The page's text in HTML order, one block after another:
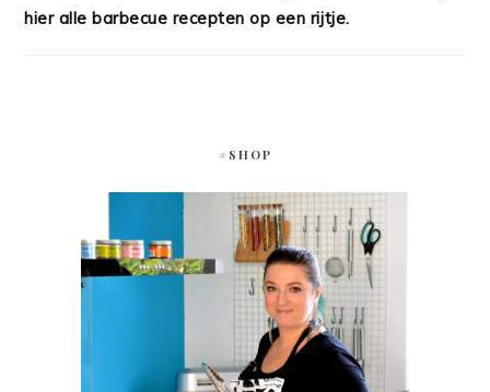
hier alle barbecue recepten op een rijtje.
#SHOP